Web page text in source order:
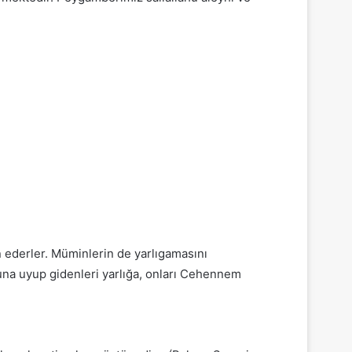
Müminlerin de yarlıgamasını
uyup gidenleri yarlığa, onları Cehennem